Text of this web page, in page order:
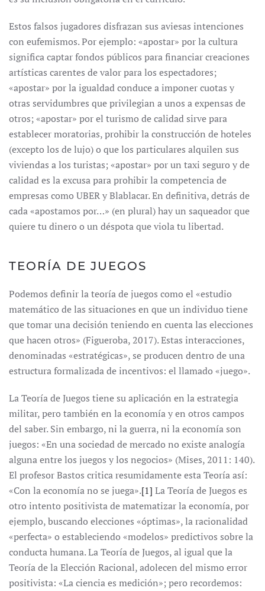
Estos falsos jugadores disfrazan sus aviesas intenciones
con eufemismos. Por ejemplo: «apostar» por la cultura
significa captar fondos públicos para financiar creaciones
artísticas carentes de valor para los espectadores;
«apostar» por la igualdad conduce a imponer cuotas y
otras servidumbres que privilegian a unos a expensas de
otros; «apostar» por el turismo de calidad sirve para
establecer moratorias, prohibir la construcción de hoteles
(excepto los de lujo) o que los particulares alquilen sus
viviendas a los turistas; «apostar» por un taxi seguro y de
calidad es la excusa para prohibir la competencia de
empresas como UBER y Blablacar. En definitiva, detrás de
cada «apostamos por…» (en plural) hay un saqueador que
quiere tu dinero o un déspota que viola tu libertad.
TEORÍA DE JUEGOS
Podemos definir la teoría de juegos como el «estudio
matemático de las situaciones en que un individuo tiene
que tomar una decisión teniendo en cuenta las elecciones
que hacen otros» (Figueroba, 2017). Estas interacciones,
denominadas «estratégicas», se producen dentro de una
estructura formalizada de incentivos: el llamado «juego».
La Teoría de Juegos tiene su aplicación en la estrategia
militar, pero también en la economía y en otros campos
del saber. Sin embargo, ni la guerra, ni la economía son
juegos: «En una sociedad de mercado no existe analogía
alguna entre los juegos y los negocios» (Mises, 2011: 140).
El profesor Bastos critica resumidamente esta Teoría así:
«Con la economía no se juega».[1] La Teoría de Juegos es
otro intento positivista de matematizar la economía, por
ejemplo, buscando elecciones «óptimas», la racionalidad
«perfecta» o estableciendo «modelos» predictivos sobre la
conducta humana. La Teoría de Juegos, al igual que la
Teoría de la Elección Racional, adolecen del mismo error
positivista: «La ciencia es medición»; pero recordemos: